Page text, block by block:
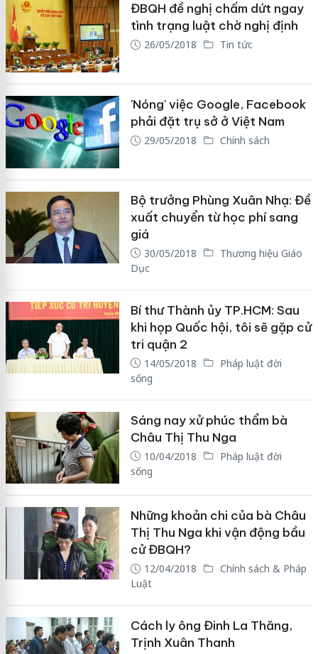
ĐBQH đề nghị chấm dứt ngay
tình trạng luật chờ nghị định
26/05/2018 Tin tức
'Nóng' việc Google, Facebook
phải đặt trụ sở ở Việt Nam
29/05/2018 Chính sách
Bộ trưởng Phùng Xuân Nhạ: Đề
xuất chuyển từ học phí sang
giá
30/05/2018
Thương hiệu Giáo
Dục
Bí thư Thành ủy TP.HCM: Sau
khi họp Quốc hội, tôi sẽ gặp cử
tri quận 2
14/05/2018
Pháp luật đời
sống
Sáng nay xử phúc thẩm bà
Châu Thị Thu Nga
10/04/2018
Pháp luật đời
sống
Những khoản chi của bà Châu
Thị Thu Nga khi vận động bầu
cử ĐBQH?
12/04/2018
Chính sách & Pháp
Luật
Cách ly ông Đinh La Thăng,
Trịnh Xuân Thanh